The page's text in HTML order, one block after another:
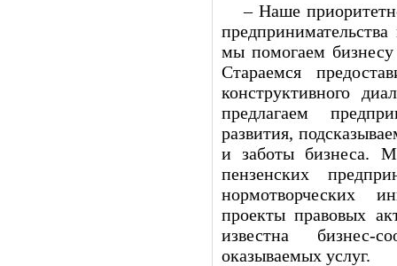
– Наше
мы помогаем бизнесу
Стараемся
конструктивного
предлагаем
развития,
и заботы бизнеса.
пензенских
нормотворческих
проекты правовых
известна
оказываемых услуг.